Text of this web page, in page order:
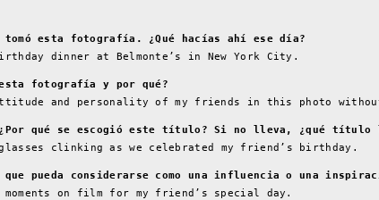
tomó esta fotografía. ¿Qué hacías ahí ese día?
dinner at Belmonte’s in New York City.
fotografía y por qué?
and personality of my friends in this photo
qué se escogió este título? Si no lleva, ¿qué título
clinking as we celebrated my friend’s birthday.
que pueda considerarse como una influencia o una
on film for my friend’s special day.